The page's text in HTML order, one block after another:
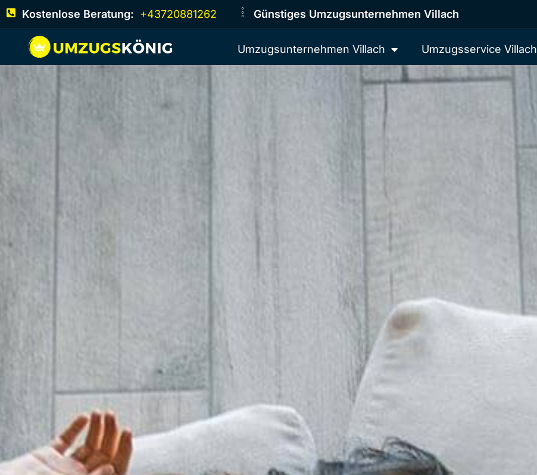
Kostenlose Beratung: +43720881262 Günstiges Umzugsunternehmen Villach
Umzugsunternehmen Villach Umzugsservice Villach